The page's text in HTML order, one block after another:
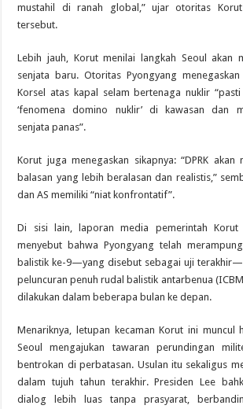
mustahil di ranah global,” ujar otoritas
tersebut.
Lebih jauh, Korut menilai langkah Seoul akan
senjata baru. Otoritas Pyongyang
Korsel atas kapal selam bertenaga nuklir
‘fenomena domino nuklir’ di kawasan dan
senjata panas”.
Korut juga menegaskan sikapnya: “DPRK akan
balasan yang lebih beralasan dan realistis,”
dan AS memiliki “niat konfrontatif”.
Di sisi lain, laporan media pemerintah
menyebut bahwa Pyongyang telah
balistik ke-9—yang disebut sebagai uji
peluncuran penuh rudal balistik antarbenua
dilakukan dalam beberapa bulan ke depan.
Menariknya, letupan kecaman Korut ini muncul
Seoul mengajukan tawaran perundingan
bentrokan di perbatasan. Usulan itu sekaligus
dalam tujuh tahun terakhir. Presiden Lee
dialog lebih luas tanpa prasyarat,